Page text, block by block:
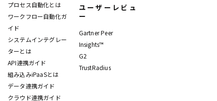
プロセス自動化とは
ワークフロー自動化ガ
イド
システムインテグレー
ターとは
API連携ガイド
組み込みiPaaSとは
データ連携ガイド
クラウド連携ガイド
ユーザーレビュ
ー
Gartner Peer
Insights™
G2
TrustRadius